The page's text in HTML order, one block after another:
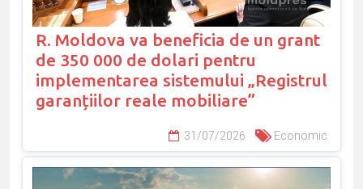
R. Moldova va beneficia de un grant
de 350 000 de dolari pentru
implementarea sistemului „Registrul
garanțiilor reale mobiliare”
31/07/2026 Economic